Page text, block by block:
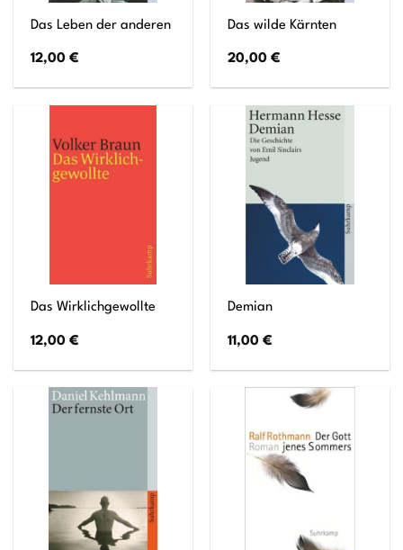
Das Leben der anderen
12,00€
Das wilde Kärnten
20,00€
Das Wirklichgewollte
12,00€
Demian
11,00€